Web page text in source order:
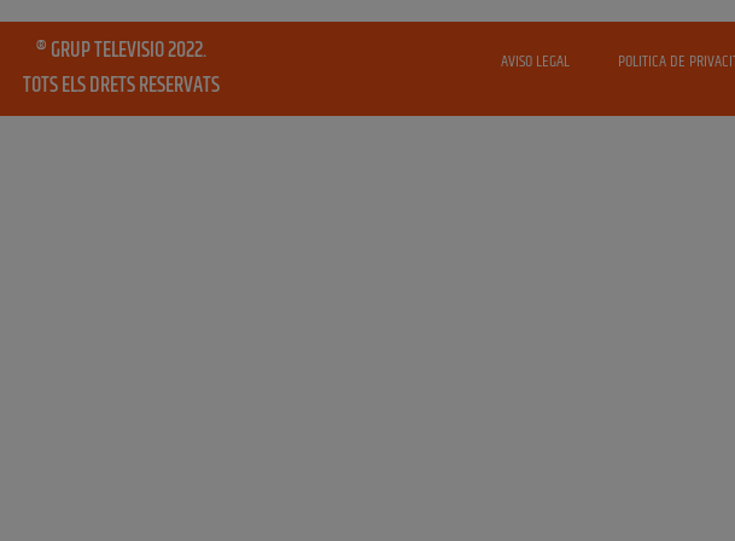
® GRUP TELEVISIO 2022.
TOTS ELS DRETS RESERVATS
AVISO LEGAL POLITICA DE